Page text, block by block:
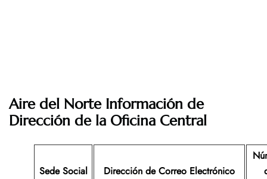
Aire del Norte Información de
Dirección de la Oficina Central
Sede Social Dirección de Correo Electrónico